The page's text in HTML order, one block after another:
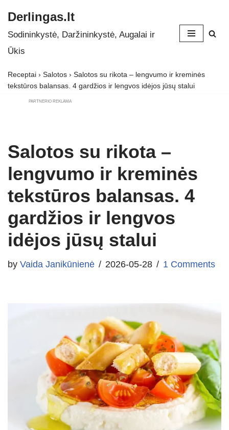
Skip
to
Derlingas.lt
Sodininkystė, Daržininkystė, Augalai ir
Ūkis
Receptai › Salotos › Salotos su rikota – lengvumo ir kreminės
tekstūros balansas. 4 gardžios ir lengvos idėjos jūsų stalui
PARTNERIO REKLAMA
Salotos su rikota –
lengvumo ir kreminės
tekstūros balansas. 4
gardžios ir lengvos
idėjos jūsų stalui
by Vaida Janikūnienė 2026-05-28 1 Comments